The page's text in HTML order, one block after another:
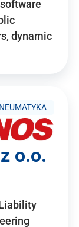
dynamic
o.o.